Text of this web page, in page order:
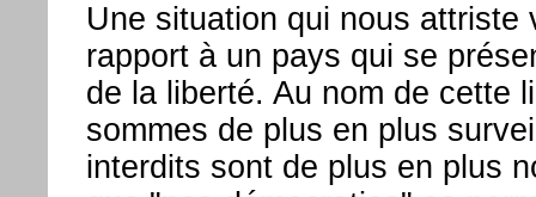
Une situation qui nous attriste
rapport à un pays qui se
de la liberté. Au nom de cette
sommes de plus en plus
interdits sont de plus en plus